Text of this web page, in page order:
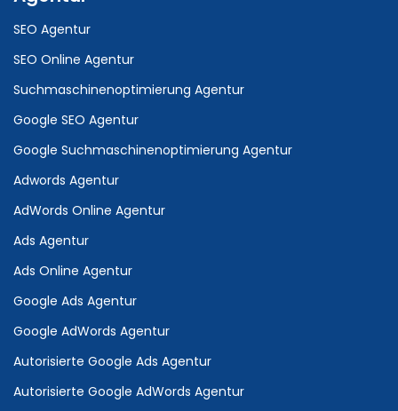
SEO Agentur
SEO Online Agentur
Suchmaschinenoptimierung Agentur
Google SEO Agentur
Google Suchmaschinenoptimierung Agentur
Adwords Agentur
AdWords Online Agentur
Ads Agentur
Ads Online Agentur
Google Ads Agentur
Google AdWords Agentur
Autorisierte Google Ads Agentur
Autorisierte Google AdWords Agentur